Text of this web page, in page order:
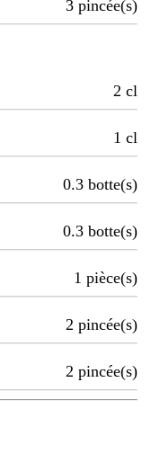
3 pincée(s)
2 cl
1 cl
0.3 botte(s)
0.3 botte(s)
1 pièce(s)
2 pincée(s)
2 pincée(s)